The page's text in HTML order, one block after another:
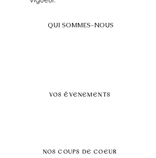
QUI SOMMES-NOUS
VOS ÉVENEMENTS
NOS COUPS DE COEUR